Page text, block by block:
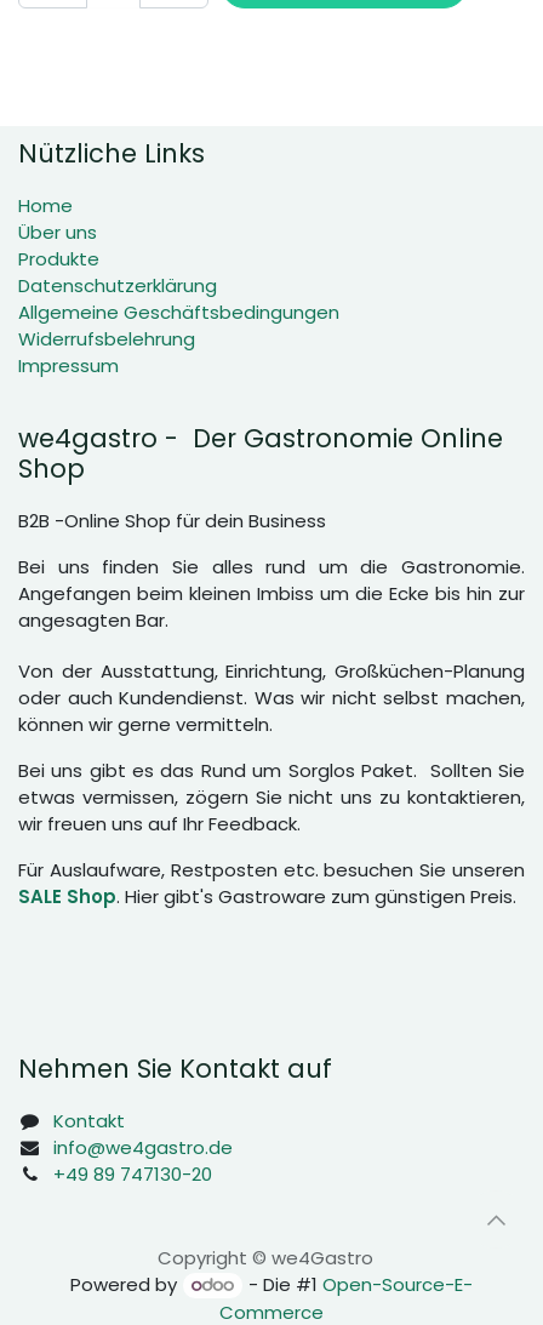
Nützliche Links
Home
Über uns
Produkte
Datenschutzerklärung
Allgemeine Geschäftsbedingungen
Widerrufsbelehrung
Impressum
we4gastro - Der Gastronomie Online
Shop
B2B -Online Shop für dein Business
Bei uns finden Sie alles rund um die Gastronomie.
Angefangen beim kleinen Imbiss um die Ecke bis hin zur
angesagten Bar.
Von der Ausstattung, Einrichtung, Großküchen-Planung
oder auch Kundendienst. Was wir nicht selbst machen,
können wir gerne vermitteln.
Bei uns gibt es das Rund um Sorglos Paket. Sollten Sie
etwas vermissen, zögern Sie nicht uns zu kontaktieren,
wir freuen uns auf Ihr Feedback.
Für Auslaufware, Restposten etc. besuchen Sie unseren
SALE Shop. Hier gibt's Gastroware zum günstigen Preis.
Nehmen Sie Kontakt auf
Kontakt
info@we4gastro.de
+49 89 747130-20
Copyright © we4Gastro
Powered by
- Die #1Open-Source-E-
Commerce